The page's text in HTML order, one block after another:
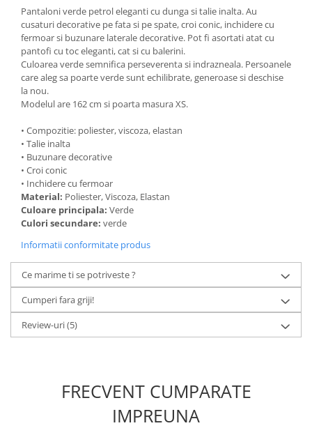
Pantaloni verde petrol eleganti cu dunga si talie inalta. Au
cusaturi decorative pe fata si pe spate, croi conic, inchidere cu
fermoar si buzunare laterale decorative. Pot fi asortati atat cu
pantofi cu toc eleganti, cat si cu balerini.
Culoarea verde semnifica perseverenta si indrazneala. Persoanele
care aleg sa poarte verde sunt echilibrate, generoase si deschise
la nou.
Modelul are 162 cm si poarta masura XS.
• Compozitie: poliester, viscoza, elastan
• Talie inalta
• Buzunare decorative
• Croi conic
• Inchidere cu fermoar
Material: Poliester, Viscoza, Elastan
Culoare principala: Verde
Culori secundare: verde
Informatii conformitate produs
Ce marime ti se potriveste ?
Cumperi fara griji!
Review-uri(5)
FRECVENT CUMPARATE
IMPREUNA